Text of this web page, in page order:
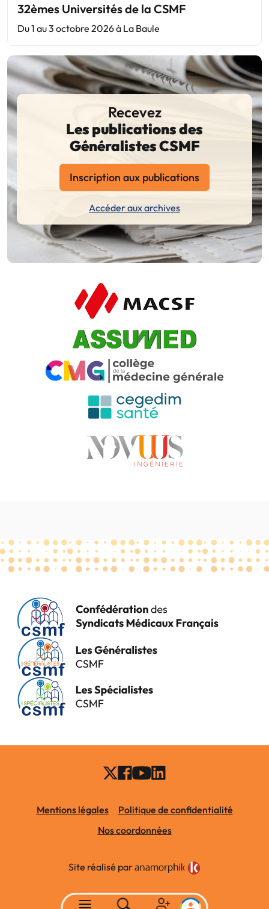
32èmes Universités de la CSMF
Du 1 au 3 octobre 2026 à La Baule
Recevez
Les publications des
Généralistes CSMF
Inscription aux publications
Accéder aux archives
Mentions légales
Politique de confidentialité
Nos coordonnées
Site réalisé par